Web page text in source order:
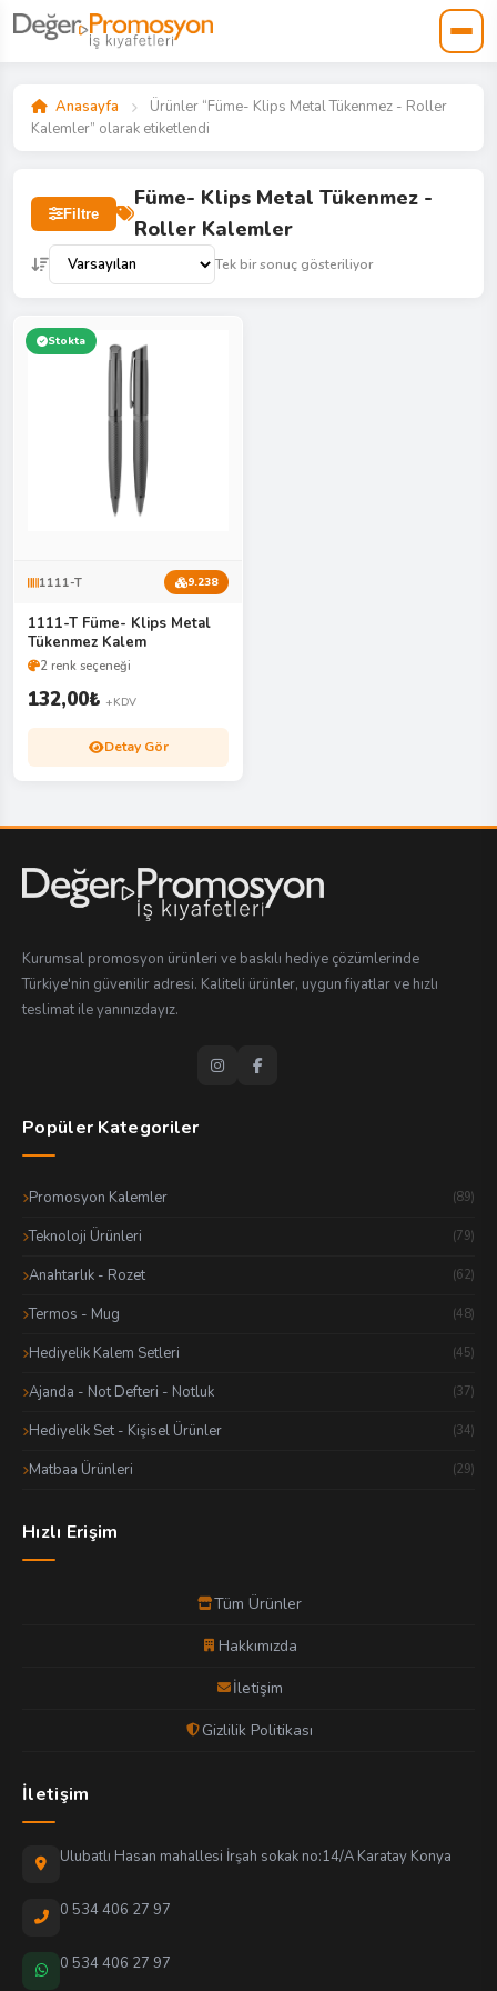
Anasayfa
Ürünler “Füme- Klips Metal Tükenmez - Roller
Kalemler” olarak etiketlendi
Filtre
Füme- Klips Metal Tükenmez -
Roller Kalemler
Tek bir sonuç gösteriliyor
Stokta
1111-T 9.238
1111-T Füme- Klips Metal
Tükenmez Kalem
2 renk seçeneği
132,00₺ +KDV
Detay Gör
Kurumsal promosyon ürünleri ve baskılı hediye çözümlerinde
Türkiye'nin güvenilir adresi. Kaliteli ürünler, uygun fiyatlar ve hızlı
teslimat ile yanınızdayız.
Popüler Kategoriler
Promosyon Kalemler (89)
Teknoloji Ürünleri (79)
Anahtarlık - Rozet (62)
Termos - Mug (48)
Hediyelik Kalem Setleri (45)
Ajanda - Not Defteri - Notluk (37)
Hediyelik Set - Kişisel Ürünler (34)
Matbaa Ürünleri (29)
Hızlı Erişim
Tüm Ürünler
Hakkımızda
İletişim
Gizlilik Politikası
İletişim
Ulubatlı Hasan mahallesi İrşah sokak no:14/A Karatay Konya
0 534 406 27 97
0 534 406 27 97